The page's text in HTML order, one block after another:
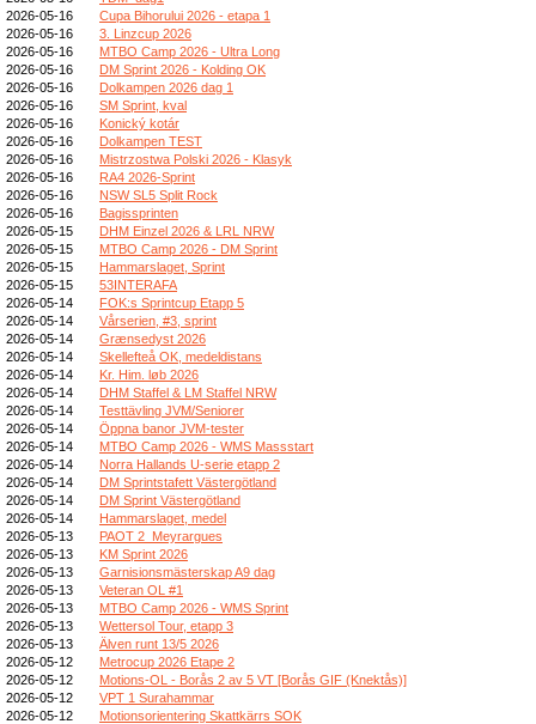
2026-05-16
Cupa Bihorului 2026 - etapa 1
2026-05-16
3. Linzcup 2026
2026-05-16
MTBO Camp 2026 - Ultra Long
2026-05-16
DM Sprint 2026 - Kolding OK
2026-05-16
Dolkampen 2026 dag 1
2026-05-16
SM Sprint, kval
2026-05-16
Konický kotár
2026-05-16
Dolkampen TEST
2026-05-16
Mistrzostwa Polski 2026 - Klasyk
2026-05-16
RA4 2026-Sprint
2026-05-16
NSW SL5 Split Rock
2026-05-16
Bagissprinten
2026-05-15
DHM Einzel 2026 & LRL NRW
2026-05-15
MTBO Camp 2026 - DM Sprint
2026-05-15
Hammarslaget, Sprint
2026-05-15
53INTERAFA
2026-05-14
FOK:s Sprintcup Etapp 5
2026-05-14
Vårserien, #3, sprint
2026-05-14
Grænsedyst 2026
2026-05-14
Skellefteå OK, medeldistans
2026-05-14
Kr. Him. løb 2026
2026-05-14
DHM Staffel & LM Staffel NRW
2026-05-14
Testtävling JVM/Seniorer
2026-05-14
Öppna banor JVM-tester
2026-05-14
MTBO Camp 2026 - WMS Massstart
2026-05-14
Norra Hallands U-serie etapp 2
2026-05-14
DM Sprintstafett Västergötland
2026-05-14
DM Sprint Västergötland
2026-05-14
Hammarslaget, medel
2026-05-13
PAOT 2_Meyrargues
2026-05-13
KM Sprint 2026
2026-05-13
Garnisionsmästerskap A9 dag
2026-05-13
Veteran OL #1
2026-05-13
MTBO Camp 2026 - WMS Sprint
2026-05-13
Wettersol Tour, etapp 3
2026-05-13
Älven runt 13/5 2026
2026-05-12
Metrocup 2026 Etape 2
2026-05-12
Motions-OL - Borås 2 av 5 VT [Borås GIF (Knektås)]
2026-05-12
VPT 1 Surahammar
2026-05-12
Motionsorientering Skattkärrs SOK